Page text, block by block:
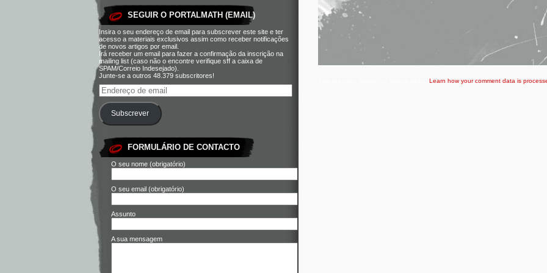
SEGUIR O PORTALMATH (EMAIL)
Insira o seu endereço de email para subscrever este site e ter
acesso a materiais exclusivos assim como receber notificações
de novos artigos por email.
Irá receber um email para fazer a confirmação da inscrição na
mailing list (caso não o encontre verifique sff a caixa de
SPAM/Correio Indesejado).
Junte-se a outros 48.379 subscritores!
Subscrever
FORMULÁRIO DE CONTACTO
O seu nome (obrigatório)
O seu email (obrigatório)
Assunto
A sua mensagem
Learn how your comment data is